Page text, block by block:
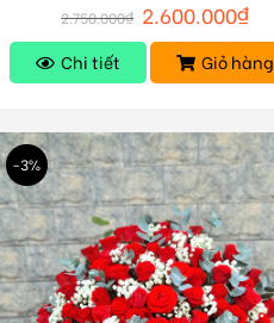
2.750.000₫ 2.600.000₫
Chi tiết Giỏ hàng
-3%